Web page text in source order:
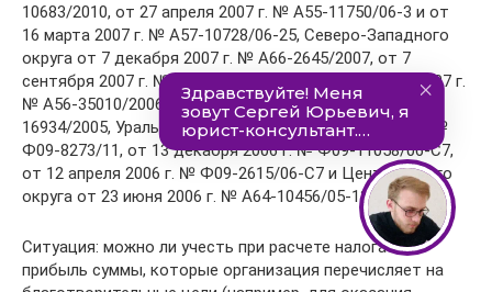
10683/2010, от 27 апреля 2007 г. № А55-11750/06-3 и от
16 марта 2007 г. № А57-10728/06-25, Северо-Западного
округа от 7 декабря 2007 г. № А66-2645/2007, от 7
сентября 2007 г. № А05-10534/2006-26, от 19 июля 2007 г.
№ А56-35010/2006, от 14 февраля 2007 г. № А66-
16934/2005, Уральского округа от 23 декабря 2011 г. №
Ф09-8273/11, от 13 декабря 2006 г. № Ф09-11058/06-С7,
от 12 апреля 2006 г. № Ф09-2615/06-С7 и Центрального
округа от 23 июня 2006 г. № А64-10456/05-13).
Ситуация: можно ли учесть при расчете налога на
прибыль суммы, которые организация перечисляет на